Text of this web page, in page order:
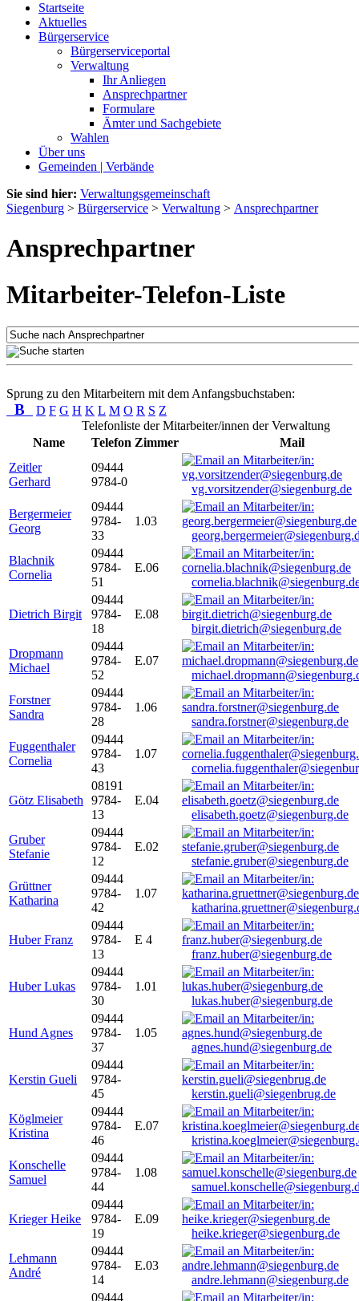
Startseite
Aktuelles
Bürgerservice
Bürgerserviceportal
Verwaltung
Ihr Anliegen
Ansprechpartner
Formulare
Ämter und Sachgebiete
Wahlen
Über uns
Gemeinden | Verbände
Sie sind hier: Verwaltungsgemeinschaft
Siegenburg > Bürgerservice > Verwaltung > Ansprechpartner
Ansprechpartner
Mitarbeiter-Telefon-Liste
Sprung zu den Mitarbeitern mit dem Anfangsbuchstaben:
B D F G H K L M O R S Z
Telefonliste der Mitarbeiter/innen der Verwaltung
Name
Telefon Zimmer
Mail
Zeitler
Gerhard
09444
9784-0
vg.vorsitzender@siegenburg.de
Bergermeier
Georg
09444
9784-
33
1.03
Blachnik
Cornelia
09444
9784-
51
E.06
Dietrich Birgit
09444
9784-
18
E.08
birgit.dietrich@siegenburg.de
Dropmann
Michael
09444
9784-
52
E.07
Forstner
Sandra
09444
9784-
28
1.06
sandra.forstner@siegenburg.de
Fuggenthaler
Cornelia
09444
9784-
43
1.07
Götz Elisabeth
08191
9784-
13
E.04
elisabeth.goetz@siegenburg.de
Gruber
Stefanie
09444
9784-
12
E.02
stefanie.gruber@siegenburg.de
Grüttner
Katharina
09444
9784-
42
1.07
Huber Franz
09444
9784-
13
E 4
franz.huber@siegenburg.de
Huber Lukas
09444
9784-
30
1.01
lukas.huber@siegenburg.de
Hund Agnes
09444
9784-
37
1.05
agnes.hund@siegenburg.de
Kerstin Gueli
09444
9784-
45
kerstin.gueli@siegenbrug.de
Köglmeier
Kristina
09444
9784-
46
E.07
Konschelle
Samuel
09444
9784-
44
1.08
Krieger Heike
09444
9784-
19
E.09
heike.krieger@siegenburg.de
Lehmann
André
09444
9784-
14
E.03
andre.lehmann@siegenburg.de
09444